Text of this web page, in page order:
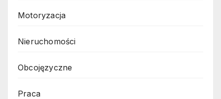
Motoryzacja
Nieruchomości
Obcojęzyczne
Praca